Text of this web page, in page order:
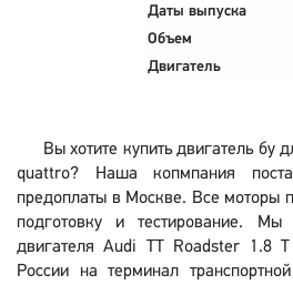
Даты выпуска
Объем
Двигатель
Вы хотите купить двигатель бу
quattro? Наша копмпания
предоплаты в Москве. Все моторы
подготовку и тестирование. Мы
двигателя Audi TT Roadster 1.8
России на терминал